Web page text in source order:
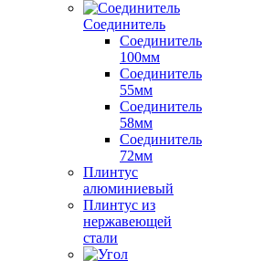
Соединитель
Соединитель
100мм
Соединитель
55мм
Соединитель
58мм
Соединитель
72мм
Плинтус
алюминиевый
Плинтус из
нержавеющей
стали